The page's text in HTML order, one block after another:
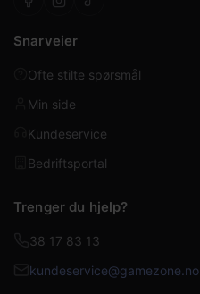
Snarveier
Ofte stilte spørsmål
Min side
Kundeservice
Bedriftsportal
Trenger du hjelp?
38 17 83 13
kundeservice@gamezone.no